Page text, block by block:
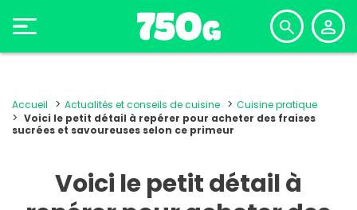
Accueil Actualités et conseils de cuisine
Cuisine pratique
Voici le petit détail à repérer pour acheter des fraises
sucrées et savoureuses selon ce primeur
Voici le petit détail à